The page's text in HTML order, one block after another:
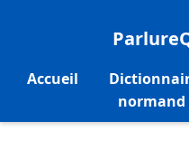
Accueil
normand